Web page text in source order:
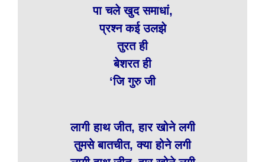
पा चले खुद समाधां,
प्रश्न कई उलझे
तुरत ही
बेशरत ही
‘जि गुरु जी
लागी हाथ जीत, हार खोने लगी
तुमसे बातचीत, क्या होने लगी